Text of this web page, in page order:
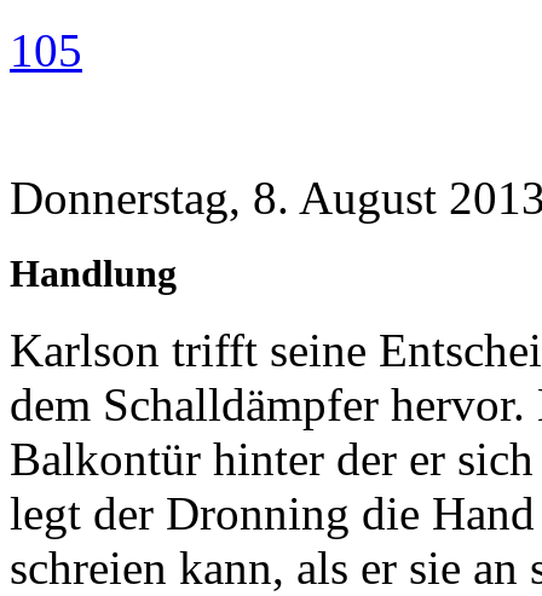
105
Donnerstag, 8. August
Handlung
Karlson trifft seine
dem Schalldämpfer
Balkontür hinter der er
legt der Dronning die
schreien kann, als er sie an